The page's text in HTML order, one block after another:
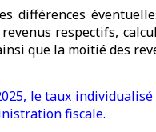
différences
respectifs,
que la moitié des
le taux
fiscale.